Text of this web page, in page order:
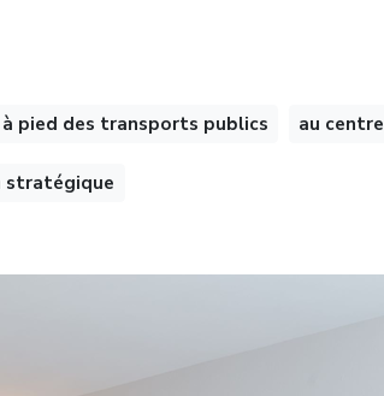
pied des transports publics au centre
stratégique